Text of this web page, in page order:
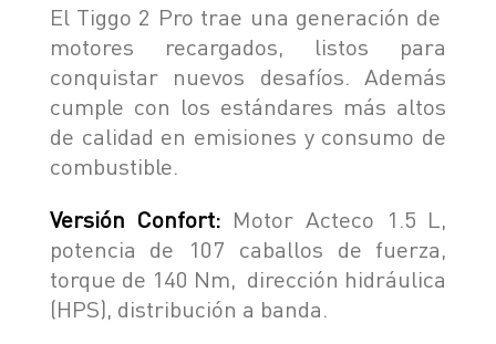
El Tiggo 2 Pro trae una generación de
motores recargados, listos para
conquistar nuevos desafíos. Además
cumple con los estándares más altos
de calidad en emisiones y consumo de
combustible.
Versión Confort: Motor Acteco 1.5 L,
potencia de 107 caballos de fuerza,
torque de 140 Nm, dirección hidráulica
(HPS), distribución a banda.